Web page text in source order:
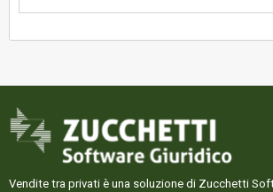
Vendite tra privati è una soluzione di Zucchetti